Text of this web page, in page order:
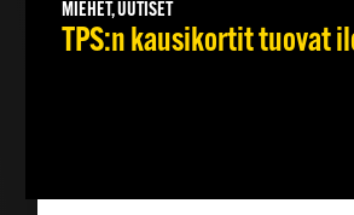
MIEHET, UUTISET
TPS:n kausikortit tuovat